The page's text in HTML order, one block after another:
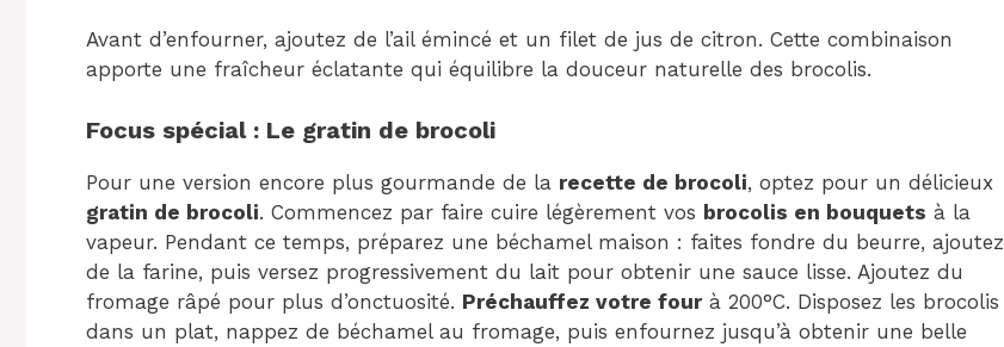
Avant d’enfourner, ajoutez de l’ail émincé et un filet de jus de citron. Cette combinaison
apporte une fraîcheur éclatante qui équilibre la douceur naturelle des brocolis.
Focus spécial : Le gratin de brocoli
Pour une version encore plus gourmande de la recette de brocoli, optez pour un délicieux
gratin de brocoli. Commencez par faire cuire légèrement vos brocolis en bouquets à la
vapeur. Pendant ce temps, préparez une béchamel maison : faites fondre du beurre, ajoutez
de la farine, puis versez progressivement du lait pour obtenir une sauce lisse. Ajoutez du
fromage râpé pour plus d’onctuosité. Préchauffez votre fourà 200°C. Disposez les brocolis
dans un plat, nappez de béchamel au fromage, puis enfournez jusqu’à obtenir une belle